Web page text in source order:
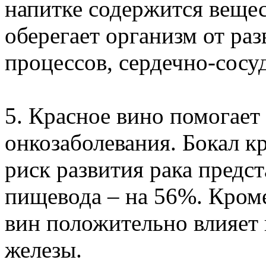
напитке содержится
оберегает организм от
процессов, сердечно-
5. Красное вино помогает
онкозаболевания. Бокал
риск развития рака
пищевода – на 56%.
вин положительно
железы.